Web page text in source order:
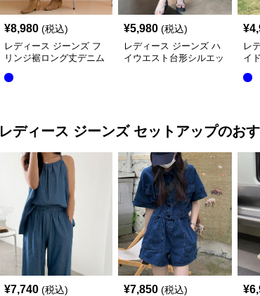
¥8,980 (税込)
レディース ジーンズ フ
リンジ裾ロング丈デニム
¥5,980 (税込)
レディース ジーンズ ハ
イウエスト台形シルエッ
¥
レ
イ
ート
レディース ジーンズ セットアップのお
¥7,740 (税込) ¥7,850 (税込) ¥